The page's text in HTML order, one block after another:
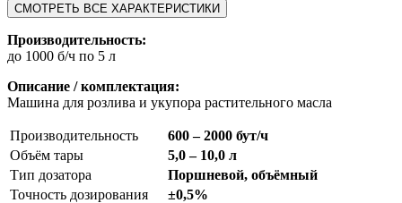
СМОТРЕТЬ ВСЕ ХАРАКТЕРИСТИКИ
Производительность:
до 1000 б/ч по 5 л
Описание / комплектация:
Машина для розлива и укупора растительного масла
Производительность
600 – 2000 бут/ч
Объём тары
5,0 – 10,0 л
Тип дозатора
Поршневой, объёмный
Точность дозирования
±0,5%